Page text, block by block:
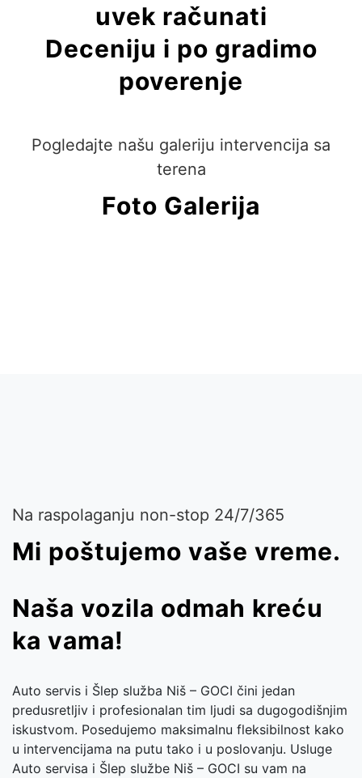
uvek računati
Deceniju i po gradimo
poverenje
Pogledajte našu galeriju intervencija sa
terena
Foto Galerija
Na raspolaganju non-stop 24/7/365
Mi poštujemo vaše vreme.
Naša vozila odmah kreću
ka vama!
Auto servis i Šlep služba Niš – GOCI čini jedan
predusretljiv i profesionalan tim ljudi sa dugogodišnjim
iskustvom. Posedujemo maksimalnu fleksibilnost kako
u intervencijama na putu tako i u poslovanju. Usluge
Auto servisa i Šlep službe Niš – GOCI su vam na